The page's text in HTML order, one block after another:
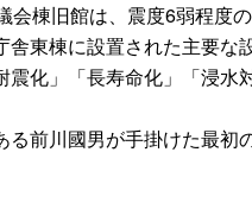
棟旧館は、震度6弱程度
東棟に設置された主要な
化」「長寿命化」「浸水
前川國男が手掛けた最初